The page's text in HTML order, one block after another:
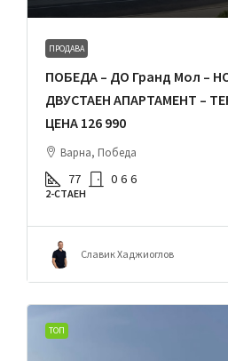
ПРОДАВА
ПОБЕДА – ДО Гранд Мол –
ДВУСТАЕН АПАРТАМЕНТ –
ЦЕНА 126 990
Варна, Победа
77 0 6 6
2-СТАЕН
Славик Хаджиоглов
ТОП